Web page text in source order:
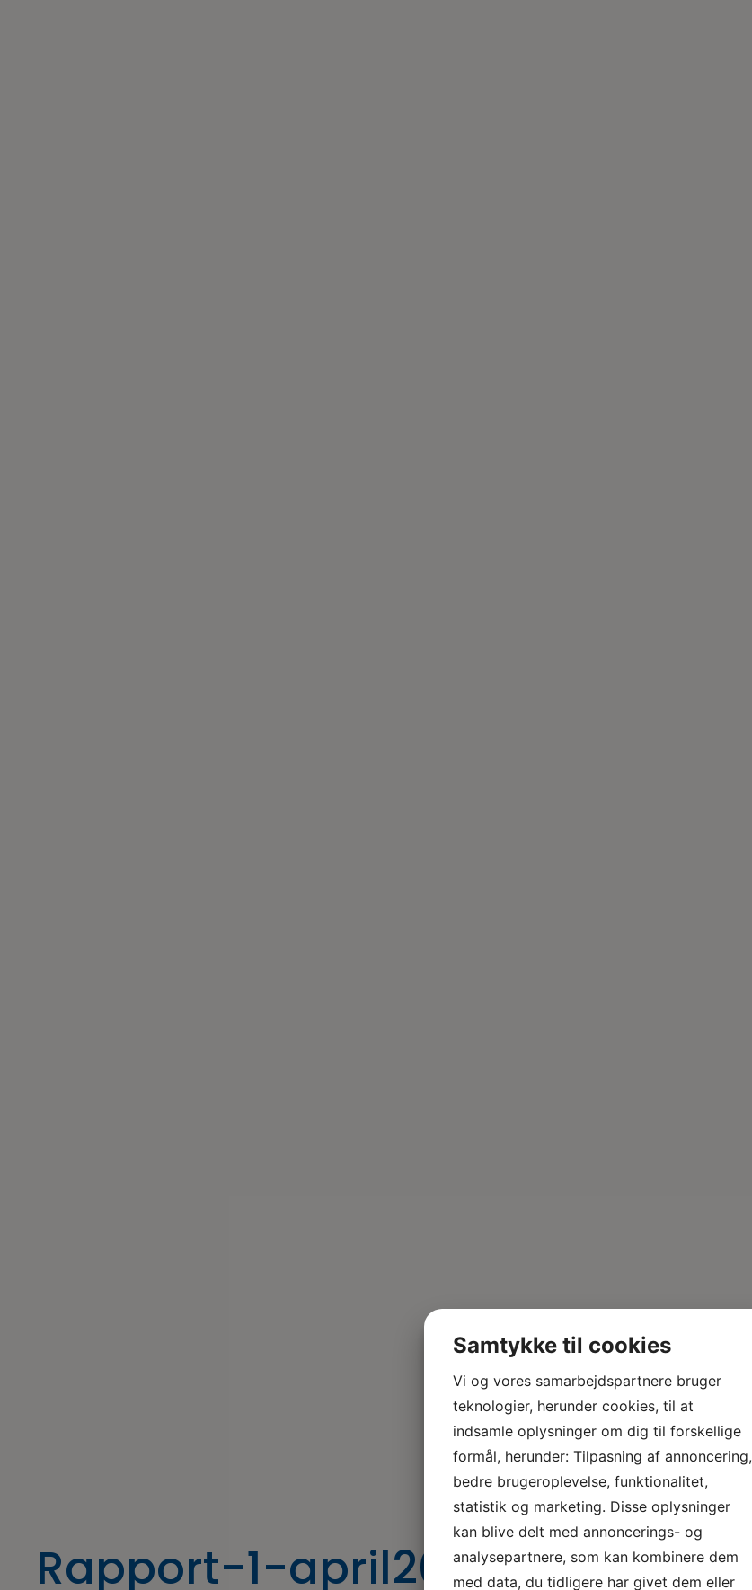
Rapport-1-april2020
Samtykke til cookies
Vi og vores samarbejdspartnere bruger
teknologier, herunder cookies, til at
indsamle oplysninger om dig til forskellige
formål, herunder: Tilpasning af annoncering,
bedre brugeroplevelse, funktionalitet,
statistik og marketing. Disse oplysninger
kan blive delt med annoncerings- og
analysepartnere, som kan kombinere dem
med data, du tidligere har givet dem eller